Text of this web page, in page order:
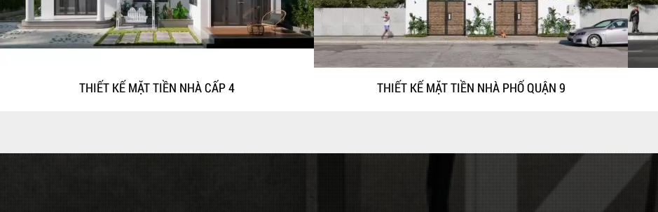
THIẾT KẾ MẶT TIỀN NHÀ CẤP 4 THIẾT KẾ MẶT TIỀN NHÀ PHỐ QUẬN 9